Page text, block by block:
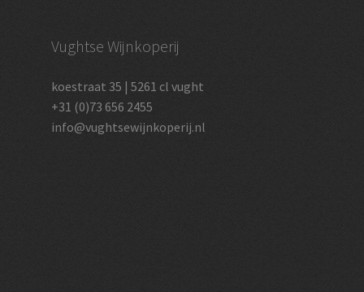
Vughtse Wijnkoperij
koestraat 35 | 5261 cl vught
+31 (0)73 656 2455
info@vughtsewijnkoperij.nl